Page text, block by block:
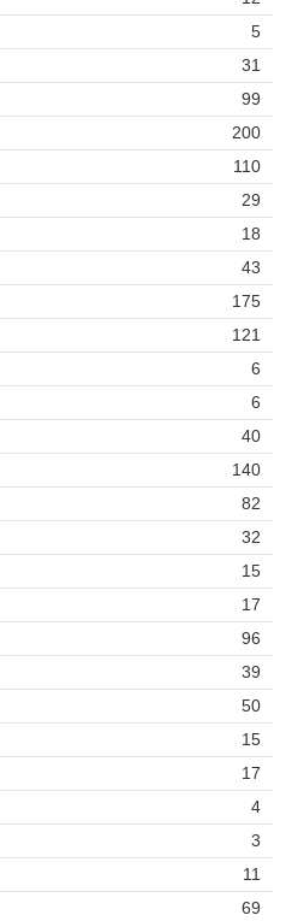
5
31
99
200
110
29
18
43
175
121
6
6
40
140
82
32
15
17
96
39
50
15
17
4
3
11
69